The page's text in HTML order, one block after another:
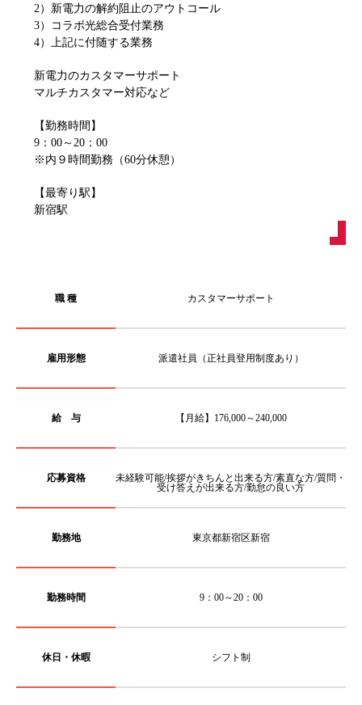
2）新電力の解約阻止のアウトコール
3）コラボ光総合受付業務
4）上記に付随する業務
新電力のカスタマーサポート
マルチカスタマー対応など
【勤務時間】
9：00～20：00
※内９時間勤務（60分休憩）
【最寄り駅】
新宿駅
職 種 カスタマーサポート
雇用形態 派遣社員（正社員登用制度あり）
給 与 【月給】176,000～240,000
応募資格
未経験可能/挨拶がきちんと出来る方/素直な方/質問・
受け答えが出来る方/勤怠の良い方
勤務地 東京都新宿区新宿
勤務時間 9：00～20：00
休日・休暇 シフト制